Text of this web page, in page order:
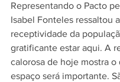
Representando o Pacto
Isabel Fonteles ressaltou a
receptividade da
gratificante estar aqui. A
calorosa de hoje mostra o
espaço será importante.